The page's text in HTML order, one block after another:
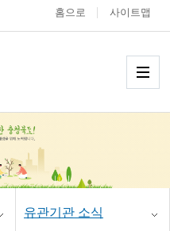
충청북도 도시재
홈으로 사이트맵
유관기관 소식